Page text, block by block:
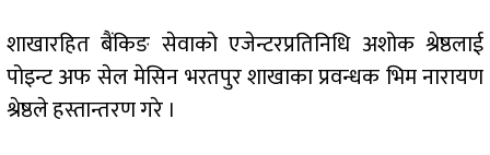
शाखारहित बैंकिङ सेवाको एजेन्टरप्रतिनिधि अशोक श्रेष्ठलाई
पोइन्ट अफ सेल मेसिन भरतपुर शाखाका प्रवन्धक भिम नारायण
श्रेष्ठले हस्तान्तरण गरे ।